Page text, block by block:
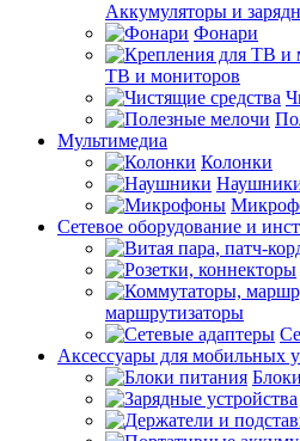
Аккумуляторы и
Фонари
ТВ и мониторов
Мультимедиа
Колонки
Сетевое оборудование и
маршрутизаторы
Аксессуары для мобильных